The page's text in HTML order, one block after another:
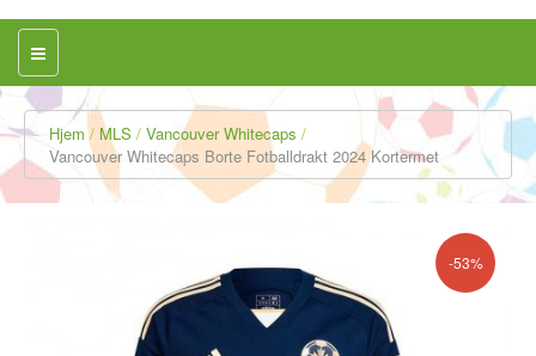
Hjem MLS
Vancouver Whitecaps
Vancouver Whitecaps Borte Fotballdrakt 2024 Kortermet
-53%